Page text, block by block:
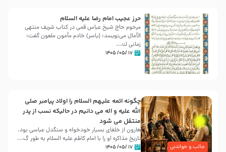
حرز عجیب امام رضا علیه السلام
مرحوم حاج شیخ عباس قمی در کتاب شریف منتهی
الآمال می‌نویسد: (ياسر) خادم مأمون ملعون گفت:
زمانى ك...
۱۷ /۰۵/ ۱۴۰۵
جالب و خواندنی
چگونه ائمه علیهم السلام را اولاد پیامبر صلی
الله علیه و اله می دانیم در حالیکه نسب از پدر
منتقل می شود
هارون از خلفای بسیار خودخواه و سنگدل عباسی بود.
تاریخ مذاکره او را با امام کاظم علیه السلام به طور گ...
۱۷ /۰۵/ ۱۴۰۵